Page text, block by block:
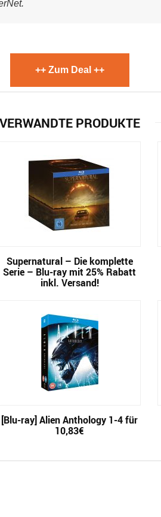
++ Zum Deal ++
VERWANDTE PRODUKTE
Supernatural – Die komplette
Serie – Blu-ray mit 25% Rabatt
inkl. Versand!
[Blu-ray] Alien Anthology 1-4 für
10,83€